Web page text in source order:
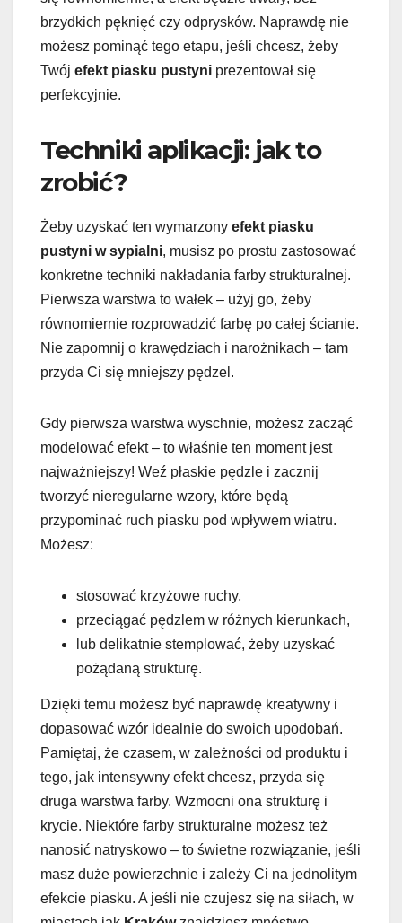
brzydkich pęknięć czy odprysków. Naprawdę nie
możesz pominąć tego etapu, jeśli chcesz, żeby
Twój efekt piasku pustyni prezentował się
perfekcyjnie.
Techniki aplikacji: jak to
zrobić?
Żeby uzyskać ten wymarzony efekt piasku
pustyni w sypialni, musisz po prostu zastosować
konkretne techniki nakładania farby strukturalnej.
Pierwsza warstwa to wałek – użyj go, żeby
równomiernie rozprowadzić farbę po całej ścianie.
Nie zapomnij o krawędziach i narożnikach – tam
przyda Ci się mniejszy pędzel.
Gdy pierwsza warstwa wyschnie, możesz zacząć
modelować efekt – to właśnie ten moment jest
najważniejszy! Weź płaskie pędzle i zacznij
tworzyć nieregularne wzory, które będą
przypominać ruch piasku pod wpływem wiatru.
Możesz:
stosować krzyżowe ruchy,
przeciągać pędzlem w różnych kierunkach,
lub delikatnie stemplować, żeby uzyskać
pożądaną strukturę.
Dzięki temu możesz być naprawdę kreatywny i
dopasować wzór idealnie do swoich upodobań.
Pamiętaj, że czasem, w zależności od produktu i
tego, jak intensywny efekt chcesz, przyda się
druga warstwa farby. Wzmocni ona strukturę i
krycie. Niektóre farby strukturalne możesz też
nanosić natryskowo – to świetne rozwiązanie, jeśli
masz duże powierzchnie i zależy Ci na jednolitym
efekcie piasku. A jeśli nie czujesz się na siłach, w